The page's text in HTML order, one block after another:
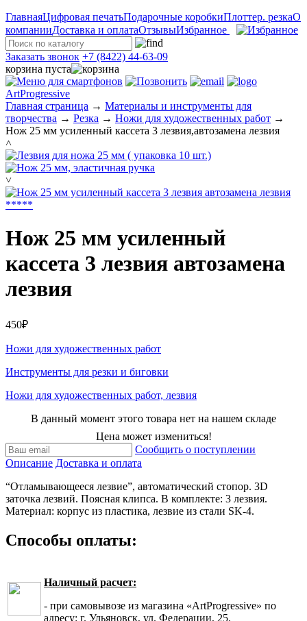
ГлавнаяЦифровая печатьПодарочные коробкиПлоттер. резкаО
компанииДоставка и оплатаОтзывыИзбранное
Заказать звонок +7 (8422) 44-63-09
корзина пуста
ArtProgressive
Главная страница → Материалы и инструменты для
творчества → Резка → Ножи для художественных работ →
Нож 25 мм усиленный кассета 3 лезвия,автозамена лезвия
˄
˅
*****
Нож 25 мм усиленный
кассета 3 лезвия автозамена
лезвия
450₽
Ножи для художественных работ
Инструменты для резки и биговки
Ножи для художественных работ, лезвия
В данный момент этого товара нет на нашем складе
Цена может измениться!
Сообщить о поступлении
Описание Доставка и оплата
“Отламывающееся лезвие”, автоматический стопор. 3D
заточка лезвий. Поясная клипса. В комплекте: 3 лезвия.
Материал: корпус из пластика, лезвие из стали SK-4.
Способы оплаты:
Наличный расчет:
- при самовывозе из магазина «ArtProgressive» по
адресу: г. Ульяновск, ул. Федерации, 25.